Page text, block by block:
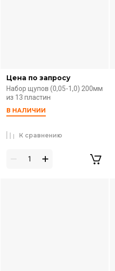
Цена по запросу
Набор щупов (0,05-1,0) 200мм
из 13 пластин
В НАЛИЧИИ
К сравнению